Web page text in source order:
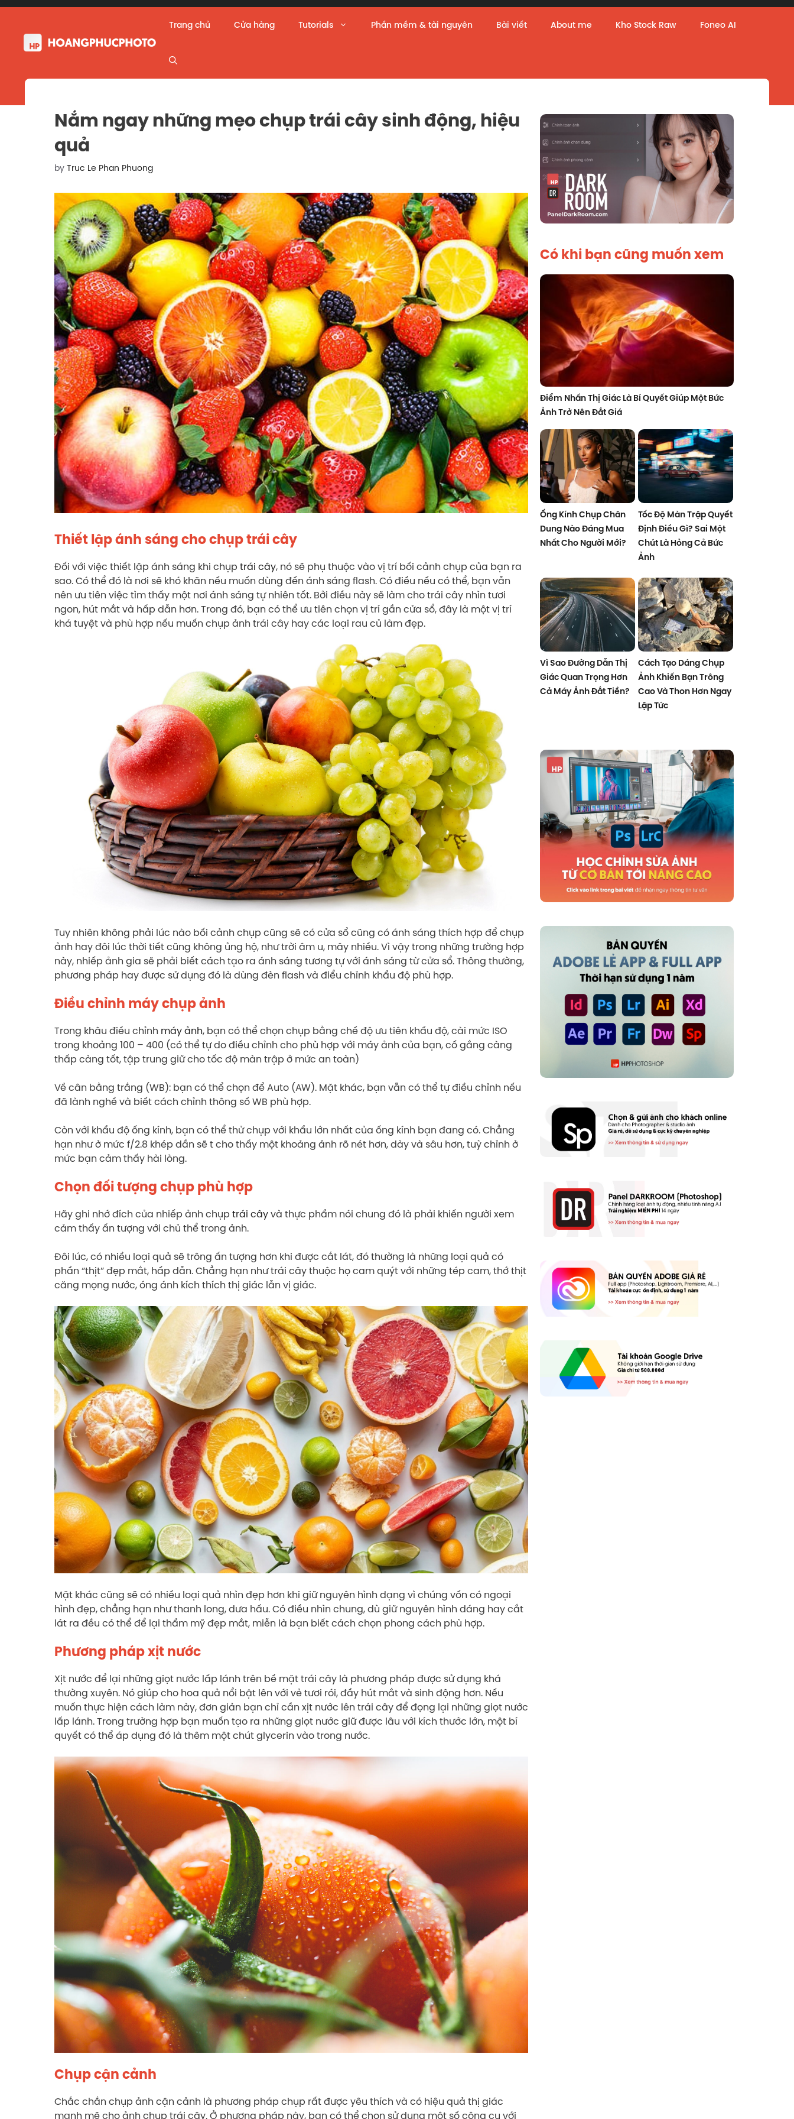
Skip
content
Trang chủ Cửa hàng Tutorials Phần mềm & tài nguyên Bài viết About me Kho Stock Raw Foneo AI
Nắm ngay những mẹo chụp trái cây sinh động, hiệu
quả
by Truc Le Phan Phuong
Thiết lập ánh sáng cho chụp trái cây
Đối với việc thiết lập ánh sáng khi chụp trái cây, nó sẽ phụ thuộc vào vị trí bối cảnh chụp của bạn ra
sao. Có thể đó là nơi sẽ khó khăn nếu muốn dùng đến ánh sáng flash. Có điều nếu có thể, bạn vẫn
nên ưu tiên việc tìm thấy một nơi ánh sáng tự nhiên tốt. Bởi điều này sẽ làm cho trái cây nhìn tươi
ngon, hút mắt và hấp dẫn hơn. Trong đó, bạn có thể ưu tiên chọn vị trí gần cửa sổ, đây là một vị trí
khá tuyệt và phù hợp nếu muốn chụp ảnh trái cây hay các loại rau củ làm đẹp.
Tuy nhiên không phải lúc nào bối cảnh chụp cũng sẽ có cửa sổ cũng có ánh sáng thích hợp để chụp
ảnh hay đôi lúc thời tiết cũng không ủng hộ, như trời âm u, mây nhiều. Vì vậy trong những trường hợp
này, nhiếp ảnh gia sẽ phải biết cách tạo ra ánh sáng tương tự với ánh sáng từ cửa sổ. Thông thường,
phương pháp hay được sử dụng đó là dùng đèn flash và điểu chỉnh khẩu độ phù hợp.
Điều chỉnh máy chụp ảnh
Trong khâu điều chỉnh máy ảnh, bạn có thể chọn chụp bằng chế độ ưu tiên khẩu độ, cài mức ISO
trong khoảng 100 – 400 (có thể tự do điều chỉnh cho phù hợp với máy ảnh của bạn, cố gắng càng
thấp càng tốt, tập trung giữ cho tốc độ màn trập ở mức an toàn)
Về cân bằng trắng (WB): bạn có thể chọn để Auto (AW). Mặt khác, bạn vẫn có thể tự điều chỉnh nếu
đã lành nghề và biết cách chỉnh thông số WB phù hợp.
Còn với khẩu độ ống kính, bạn có thể thử chụp với khẩu lớn nhất của ống kính bạn đang có. Chẳng
hạn như ở mức f/2.8 khép dần sẽ t cho thấy một khoảng ảnh rõ nét hơn, dày và sâu hơn, tuỳ chỉnh ở
mức bạn cảm thấy hài lòng.
Chọn đối tượng chụp phù hợp
Hãy ghi nhớ đích của nhiếp ảnh chụp trái câyvà thực phẩm nói chung đó là phải khiến người xem
cảm thấy ấn tượng với chủ thể trong ảnh.
Đôi lúc, có nhiều loại quả sẽ trông ấn tượng hơn khi được cắt lát, đó thường là những loại quả có
phần “thịt” đẹp mắt, hấp dẫn. Chẳng hạn như trái cây thuộc họ cam quýt với những tép cam, thớ thịt
căng mọng nước, óng ánh kích thích thị giác lẫn vị giác.
Mặt khác cũng sẽ có nhiều loại quả nhìn đẹp hơn khi giữ nguyên hình dạng vì chúng vốn có ngoại
hình đẹp, chẳng hạn như thanh long, dưa hấu. Có điều nhìn chung, dù giữ nguyên hình dáng hay cắt
lát ra đều có thể để lại thẩm mỹ đẹp mắt, miễn là bạn biết cách chọn phong cách phù hợp.
Phương pháp xịt nước
Xịt nước để lại những giọt nước lấp lánh trên bề mặt trái cây là phương pháp được sử dụng khá
thường xuyên. Nó giúp cho hoa quả nổi bật lên với vẻ tươi rói, đầy hút mắt và sinh động hơn. Nếu
muốn thực hiện cách làm này, đơn giản bạn chỉ cần xịt nước lên trái cây để đọng lại những giọt nước
lấp lánh. Trong trường hợp bạn muốn tạo ra những giọt nước giữ được lâu với kích thước lớn, một bí
quyết có thể áp dụng đó là thêm một chút glycerin vào trong nước.
Chụp cận cảnh
Chắc chắn chụp ảnh cận cảnh là phương pháp chụp rất được yêu thích và có hiệu quả thị giác
mạnh mẽ cho ảnh chụp trái cây. Ở phương pháp này, bạn có thể chọn sử dụng một số công cụ với
Có khi bạn cũng muốn xem
Điểm Nhấn Thị Giác Là Bí Quyết Giúp Một Bức
Ảnh Trở Nên Đắt Giá
Ống Kính Chụp Chân
Dung Nào Đáng Mua
Nhất Cho Người Mới?
Tốc Độ Màn Trập Quyết
Định Điều Gì? Sai Một
Chút Là Hỏng Cả Bức
Ảnh
Vì Sao Đường Dẫn Thị
Giác Quan Trọng Hơn
Cả Máy Ảnh Đắt Tiền?
Cách Tạo Dáng Chụp
Ảnh Khiến Bạn Trông
Cao Và Thon Hơn Ngay
Lập Tức